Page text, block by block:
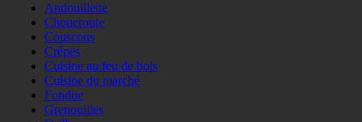
Andouillette
Choucroute
Couscous
Crêpes
Cuisine au feu de bois
Cuisine du marché
Fondue
Grenouilles